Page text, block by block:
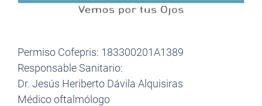
Permiso Cofepris: 183300201A1389
Responsable Sanitario:
Dr. Jesús Heriberto Dávila Alquisiras
Médico oftalmólogo